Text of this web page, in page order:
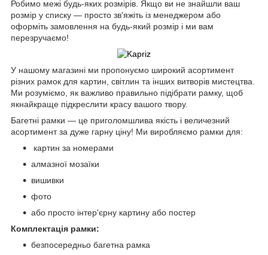
Робимо межі будь-яких розмірів. Якщо ви не знайшли ваш
розмір у списку — просто зв'яжіть із менеджером або
оформіть замовлення на будь-який розмір і ми вам
перезручаємо!
У нашому магазині ми пропонуємо широкий асортимент
різних рамок для картин, світлин та інших витворів мистецтва.
Ми розуміємо, як важливо правильно підібрати рамку, щоб
якнайкраще підкреслити красу вашого твору.
Багетні рамки — це приголомшлива якість і величезний
асортимент за дуже гарну ціну! Ми виробляємо рамки для:
картин за номерами
алмазної мозаїки
вишивки
фото
або просто інтер'єрну картину або постер
Комплектація рамки:
безпосередньо багетна рамка